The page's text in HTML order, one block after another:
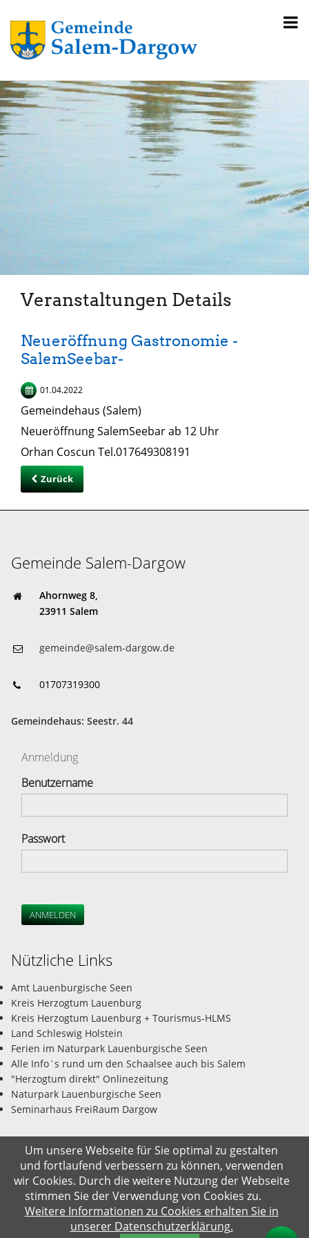
Veranstaltungen Details
Neueröffnung Gastronomie -
SalemSeebar-
01.04.2022
Gemeindehaus (Salem)
Neueröffnung SalemSeebar ab 12 Uhr
Orhan Coscun Tel.017649308191
Zurück
Gemeinde Salem-Dargow
Ahornweg 8,
23911 Salem
gemeinde@salem-dargow.de
01707319300
Gemeindehaus: Seestr. 44
Anmeldung
Benutzername
Passwort
ANMELDEN
Nützliche Links
Amt Lauenburgische Seen
Kreis Herzogtum Lauenburg
Kreis Herzogtum Lauenburg + Tourismus-HLMS
Land Schleswig Holstein
Ferien im Naturpark Lauenburgische Seen
Alle Info`s rund um den Schaalsee auch bis Salem
"Herzogtum direkt" Onlinezeitung
Naturpark Lauenburgische Seen
Seminarhaus FreiRaum Dargow
© Gemeinde Salem-Dargow 09.08.2026
Impressum Datenschutz Kontakt Suche
Um unsere Webseite für Sie optimal zu gestalten
und fortlaufend verbessern zu können, verwenden
wir Cookies. Durch die weitere Nutzung der Webseite
stimmen Sie der Verwendung von Cookies zu.
Weitere Informationen zu Cookies erhalten Sie in
unserer Datenschutzerklärung.